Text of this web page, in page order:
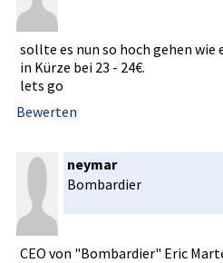
sollte es nun so hoch gehen
in Kürze bei 23 - 24€.
lets go
Bewerten
neymar
Bombardier­
CEO von "Bombardie­r" Eric